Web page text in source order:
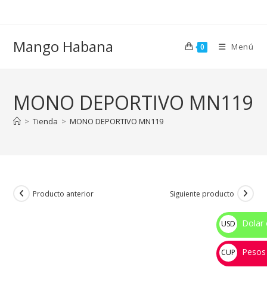
Mango Habana 0 Menú
MONO DEPORTIVO MN119
> Tienda > MONO DEPORTIVO MN119
Producto anterior Siguiente producto
USD
$
Dolar
CUP
💰
Pesos